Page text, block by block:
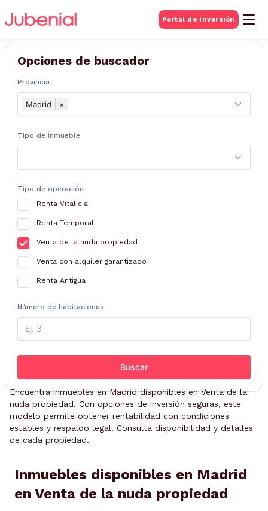
Portal de Inversión
BUSQUEDA DE
Inmuebles
Opciones de buscador
Provincia
Madrid ×
Tipo de inmueble
Tipo de operación
Renta Vitalicia
Renta Temporal
Venta de la nuda propiedad
Venta con alquiler garantizado
Renta Antigua
Número de habitaciones
Buscar
Encuentra inmuebles en Madrid disponibles en Venta de la
nuda propiedad. Con opciones de inversión seguras, este
modelo permite obtener rentabilidad con condiciones
estables y respaldo legal. Consulta disponibilidad y detalles
de cada propiedad.
Inmuebles disponibles en Madrid
en Venta de la nuda propiedad